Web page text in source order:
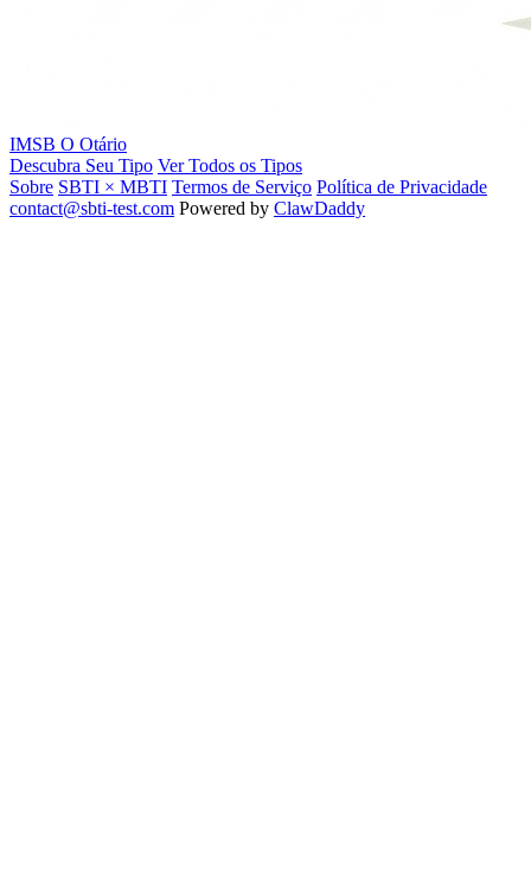
IMSB O Otário
Descubra Seu Tipo Ver Todos os Tipos
Sobre SBTI × MBTI Termos de Serviço Política de Privacidade
contact@sbti-test.com Powered by ClawDaddy